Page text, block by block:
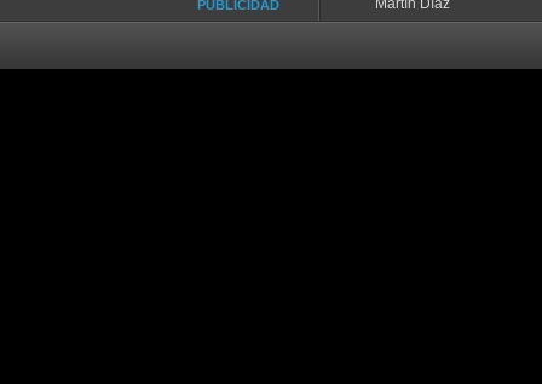
PUBLICIDAD
Martín Díaz